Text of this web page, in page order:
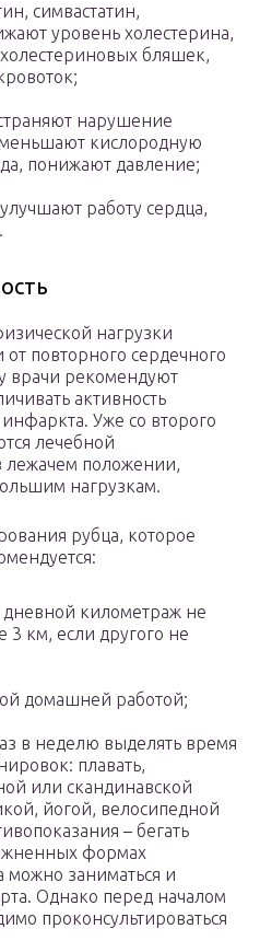
симвастатин,
уровень холестерина,
бляшек,
нарушение
кислородную
понижают давление;
работу сердца,
нагрузки
повторного сердечного
врачи рекомендуют
активность
Уже со второго
лечебной
лежачем положении,
нагрузкам.
рубца, которое
километраж не
км, если другого не
домашней работой;
в неделю выделять время
плавать,
или скандинавской
йогой, велосипедной
– бегать
формах
можно заниматься и
Однако перед началом
проконсультироваться